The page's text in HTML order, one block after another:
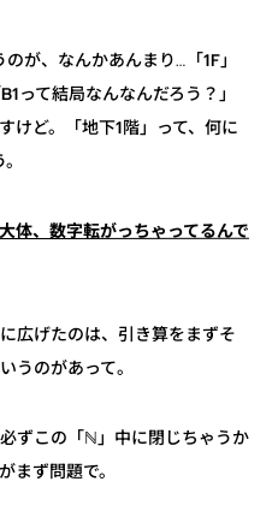
が、なんかあんまり…「1F」
って結局なんなんだろう？」
けど。「地下1階」って、何に
体、数字転がっちゃってるんで
広げたのは、引き算をまずそ
うのがあって。
ずこの「ℕ」中に閉じちゃうか
まず問題で。